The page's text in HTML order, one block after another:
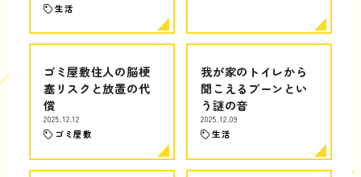
生活
ゴミ屋敷住人の脳梗
塞リスクと放置の代
償
2025.12.12
ゴミ屋敷
我が家のトイレから
聞こえるブーンとい
う謎の音
2025.12.09
生活